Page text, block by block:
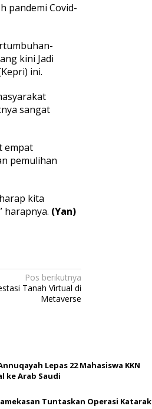
pandemi Covid-
kini Jadi
ini.
sangat
empat
pemulihan
kita
harapnya. (Yan)
Pos berikutnya
Tanah Virtual di
Metaverse
Lepas 22 Mahasiswa KKN
ke Arab Saudi
Tuntaskan Operasi Katarak